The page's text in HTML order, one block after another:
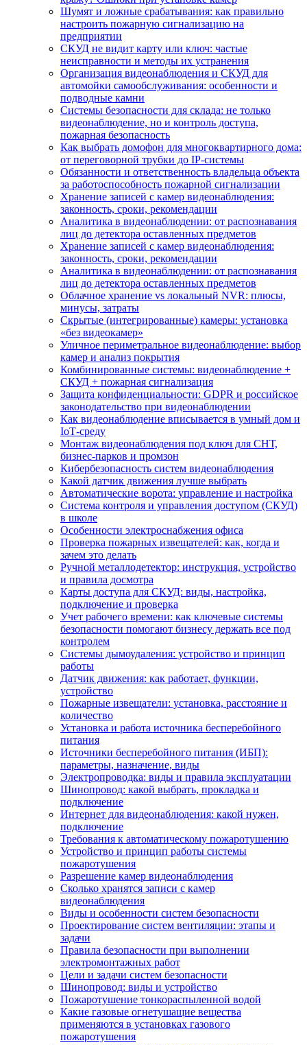
Шумят и ложные срабатывания: как правильно
настроить пожарную сигнализацию на
предприятии
СКУД не видит карту или ключ: частые
неисправности и методы их устранения
Организация видеонаблюдения и СКУД для
автомойки самообслуживания: особенности и
подводные камни
Системы безопасности для склада: не только
видеонаблюдение, но и контроль доступа,
пожарная безопасность
Как выбрать домофон для многоквартирного дома:
от переговорной трубки до IP-системы
Обязанности и ответственность владельца объекта
за работоспособность пожарной сигнализации
Хранение записей с камер видеонаблюдения:
законность, сроки, рекомендации
Аналитика в видеонаблюдении: от распознавания
лиц до детектора оставленных предметов
Хранение записей с камер видеонаблюдения:
законность, сроки, рекомендации
Аналитика в видеонаблюдении: от распознавания
лиц до детектора оставленных предметов
Облачное хранение vs локальный NVR: плюсы,
минусы, затраты
Скрытые (интегрированные) камеры: установка
«без видеокамер»
Уличное периметральное видеонаблюдение: выбор
камер и анализ покрытия
Комбинированные системы: видеонаблюдение +
СКУД + пожарная сигнализация
Защита конфиденциальности: GDPR и российское
законодательство при видеонаблюдении
Как видеонаблюдение вписывается в умный дом и
IoT‑среду
Монтаж видеонаблюдения под ключ для СНТ,
бизнес‑парков и промзон
Кибербезопасность систем видеонаблюдения
Какой датчик движения лучше выбрать
Автоматические ворота: управление и настройка
Система контроля и управления доступом (СКУД)
в школе
Особенности электроснабжения офиса
Проверка пожарных извещателей: как, когда и
зачем это делать
Ручной металлодетектор: инструкция, устройство
и правила досмотра
Карты доступа для СКУД: виды, настройка,
подключение и проверка
Учет рабочего времени: как ключевые системы
безопасности помогают бизнесу держать все под
контролем
Системы дымоудаления: устройство и принцип
работы
Датчик движения: как работает, функции,
устройство
Пожарные извещатели: установка, расстояние и
количество
Установка и работа источника бесперебойного
питания
Источники бесперебойного питания (ИБП):
параметры, назначение, виды
Электропроводка: виды и правила эксплуатации
Шинопровод: какой выбрать, прокладка и
подключение
Интернет для видеонаблюдения: какой нужен,
подключение
Требования к автоматическому пожаротушению
Устройство и принцип работы системы
пожаротушения
Разрешение камер видеонаблюдения
Сколько хранятся записи с камер
видеонаблюдения
Виды и особенности систем безопасности
Проектирование систем вентиляции: этапы и
задачи
Правила безопасности при выполнении
электромонтажных работ
Цели и задачи систем безопасности
Шинопровод: виды и устройство
Пожаротушение тонкораспыленной водой
Какие газовые огнетушащие вещества
применяются в установках газового
пожаротушения